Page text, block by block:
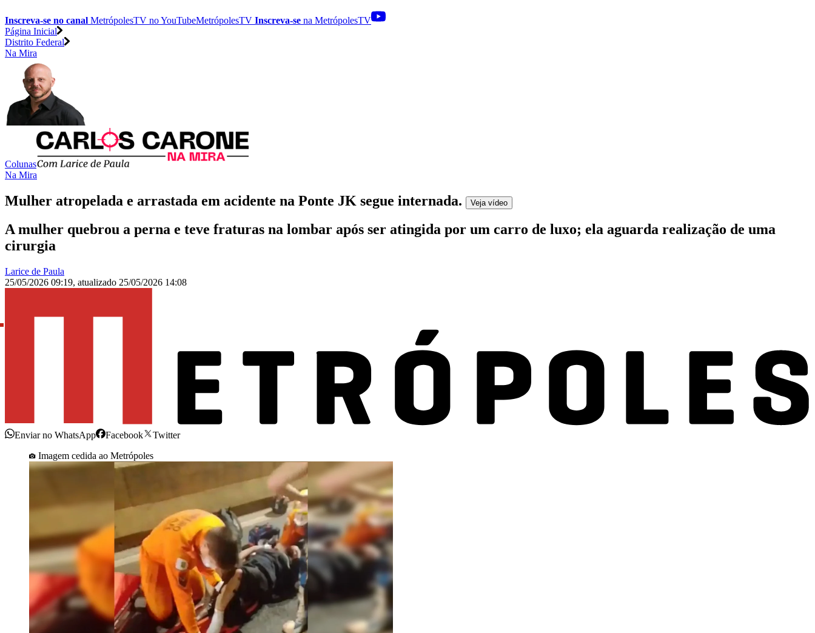
Inscreva-se no canal MetrópolesTV noYouTubeMetrópolesTV Inscreva-se na MetrópolesTV
Página Inicial
Distrito Federal
Na Mira
Colunas
Na Mira
Mulher atropelada e arrastada em acidente na Ponte JK segue internada. Veja vídeo
A mulher quebrou a perna e teve fraturas na lombar após ser atingida por um carro de luxo; ela aguarda realização de uma
cirurgia
Larice de Paula
25/05/2026 09:19, atualizado 25/05/2026 14:08
Enviar no WhatsApp Facebook
Twitter
Imagem cedida ao Metrópoles